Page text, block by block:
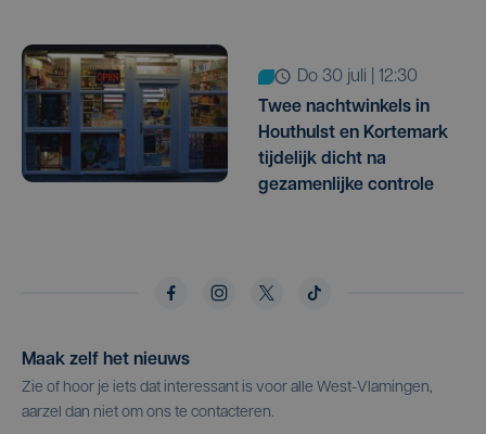
do 30 juli | 12:30
Twee nachtwinkels in
Houthulst en Kortemark
tijdelijk dicht na
gezamenlijke controle
Maak zelf het nieuws
Zie of hoor je iets dat interessant is voor alle West-Vlamingen,
aarzel dan niet om ons te contacteren.